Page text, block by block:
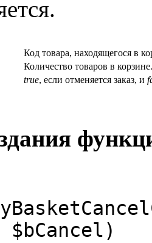
Код товара, находящегося в
Количество товаров в корзине.
true, если отменяется заказ, и
$bCancel)